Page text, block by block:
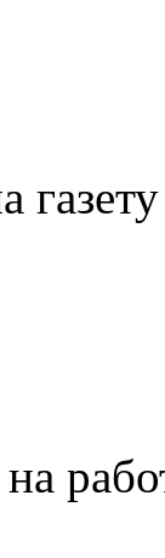
газету